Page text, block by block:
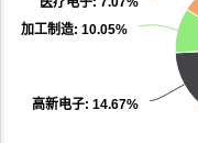
高新电子: 14.67%
加工制造: 10.05%